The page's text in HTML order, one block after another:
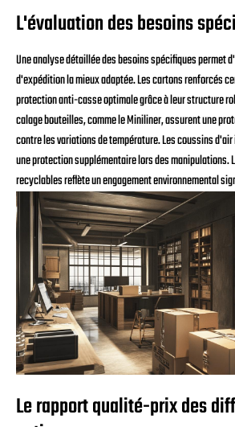
L'évaluation des besoins
Une analyse détaillée des besoins spécifiques permet
d'expédition la mieux adaptée. Les cartons renforcés
protection anti-casse optimale grâce à leur structure
calage bouteilles, comme le Miniliner, assurent une
contre les variations de température. Les coussins
une protection supplémentaire lors des
recyclables reflète un engagement environnemental
Le rapport qualité-prix des